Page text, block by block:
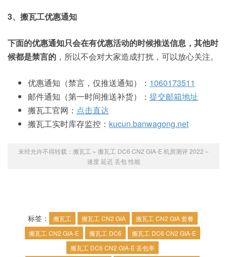
3、搬瓦工优惠通知
下面的优惠通知只会在有优惠活动的时候推送信息，其他时
候都是禁言的 ，所以不会对大家造成打扰，可以放心关注。
优惠通知（禁言，仅推送通知）： 1060173511
邮件通知（第一时间推送补货）： 提交邮箱地址
搬瓦工官网： 点击直达
搬瓦工实时库存监控： kucun.banwagong.net
未经允许不得转载： 搬瓦工 » 搬瓦工 DC6 CN2 GIA-E 机房测评 2022 –
速度 延迟 丢包 性能
标签： 搬瓦工 搬瓦工 CN2 GIA
搬瓦工 CN2 GIA 套餐
搬瓦工 CN2 GIA-E
搬瓦工 DC6
搬瓦工 DC6 CN2 GIA-E
搬瓦工 DC6 CN2 GIA-E 丢包率